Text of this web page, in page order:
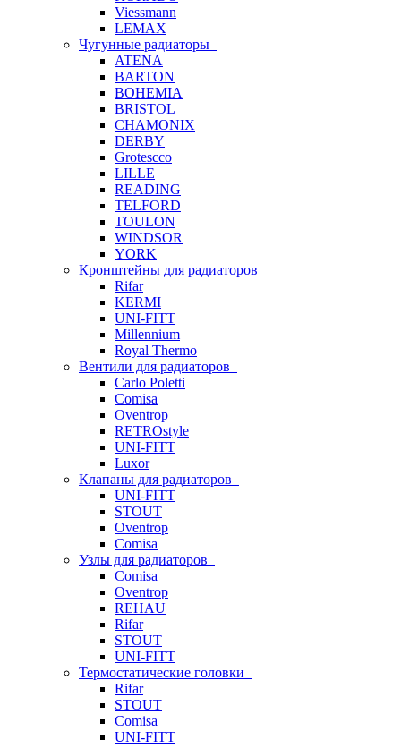
Viessmann
LEMAX
Чугунные радиаторы
ATENA
BARTON
BOHEMIA
BRISTOL
CHAMONIX
DERBY
Grotescco
LILLE
READING
TELFORD
TOULON
WINDSOR
YORK
Кронштейны для радиаторов
Rifar
KERMI
UNI-FITT
Millennium
Royal Thermo
Вентили для радиаторов
Carlo Poletti
Comisa
Oventrop
RETROstyle
UNI-FITT
Luxor
Клапаны для радиаторов
UNI-FITT
STOUT
Oventrop
Comisa
Узлы для радиаторов
Comisa
Oventrop
REHAU
Rifar
STOUT
UNI-FITT
Термостатические головки
Rifar
STOUT
Comisa
UNI-FITT